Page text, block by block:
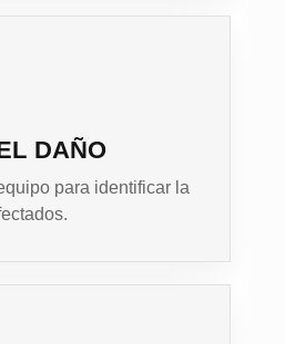
DAÑO
para identificar la